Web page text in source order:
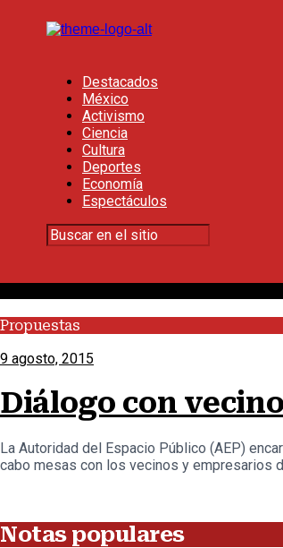
Destacados
México
Activismo
Ciencia
Cultura
Deportes
Economía
Espectáculos
Propuestas
9 agosto, 2015
Diálogo con
La Autoridad del Espacio Público (AEP)
cabo mesas con los vecinos y empresarios
Notas populares